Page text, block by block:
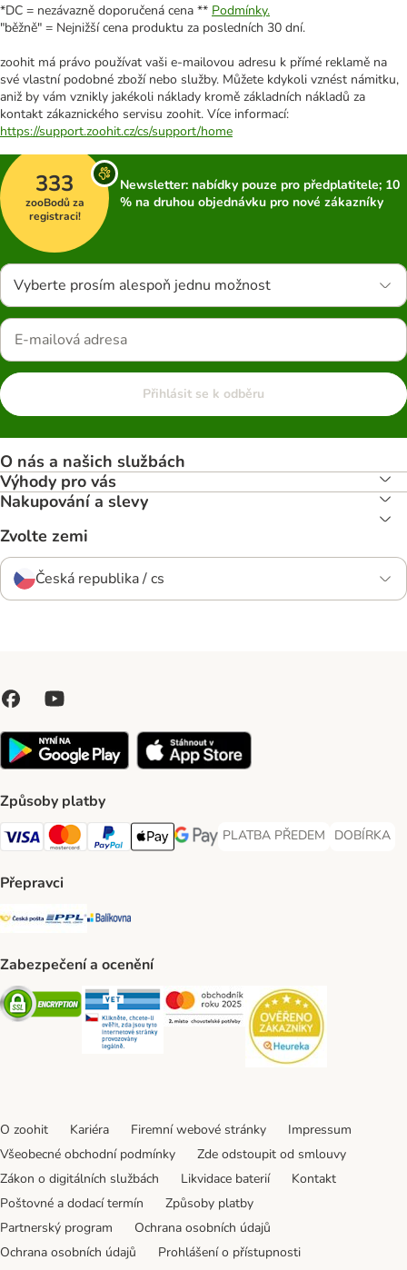
*DC = nezávazně doporučená cena ** Podmínky.
"běžně" = Nejnižší cena produktu za posledních 30 dní.
zoohit má právo používat vaši e-mailovou adresu k přímé reklamě na
své vlastní podobné zboží nebo služby. Můžete kdykoli vznést námitku,
aniž by vám vznikly jakékoli náklady kromě základních nákladů za
kontakt zákaznického servisu zoohit. Více informací:
https://support.zoohit.cz/cs/support/home
333
zooBodů za
registraci!
Newsletter: nabídky pouze pro předplatitele; 10
% na druhou objednávku pro nové zákazníky
Vyberte prosím alespoň jednu možnost
Přihlásit se k odběru
O nás a našich službách
Výhody pro vás
Nakupování a slevy
Zvolte zemi
Česká republika / cs
Způsoby platby
Visa Payment Method
Mastercard Payment Method
PayPal Payment Method
Apple pay Payment Method
GooglePay Payment Method
PLATBA PŘEDEM
PLATBA PŘEDEM Payment
DOBÍRKA
DOBÍRKA
Přepravci
Česká pošta Shipping Method
PPL Shipping Method
Zabezpečení a ocenění
Security Security Security
O zoohit Kariéra Firemní webové stránky
Impressum
Všeobecné obchodní podmínky
Zde odstoupit od smlouvy
Zákon o digitálních službách
Likvidace baterií
Kontakt
Poštovné a dodací termín
Způsoby platby
Partnerský program
Ochrana osobních údajů
Ochrana osobních údajů
Prohlášení o přístupnosti